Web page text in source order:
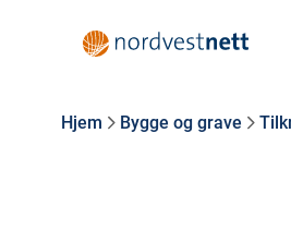
Hjem Bygge og grave